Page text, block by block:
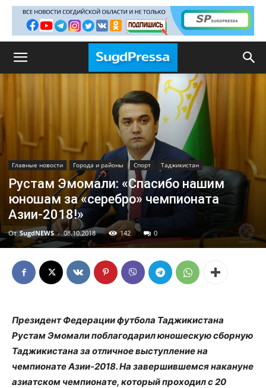
Главные новости Города и районы Спорт Таджикистан
Рустам Эмомали: «Спасибо нашим
юношам за «серебро» чемпионата
Азии-2018!»
От SugdNEWS - 08.10.2018 142 0
Президент Федерации футбола Таджикистана
Рустам Эмомали поблагодарил юношескую сборную
Таджикистана за отличное выступление на
чемпионате Азии-2018. На завершившемся накануне
азиатском чемпионате, который проходил с 20